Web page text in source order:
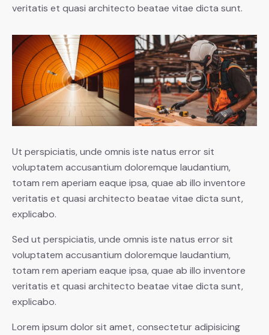
veritatis et quasi architecto beatae vitae dicta sunt.
Ut perspiciatis, unde omnis iste natus error sit
voluptatem accusantium doloremque laudantium,
totam rem aperiam eaque ipsa, quae ab illo inventore
veritatis et quasi architecto beatae vitae dicta sunt,
explicabo.
Sed ut perspiciatis, unde omnis iste natus error sit
voluptatem accusantium doloremque laudantium,
totam rem aperiam eaque ipsa, quae ab illo inventore
veritatis et quasi architecto beatae vitae dicta sunt,
explicabo.
Lorem ipsum dolor sit amet, consectetur adipisicing